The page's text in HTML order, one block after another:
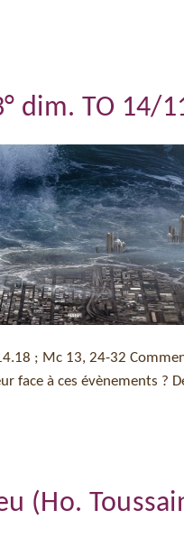
dim. TO 14/
; Mc 13, 24-32
face à ces évènements ?
(Ho.